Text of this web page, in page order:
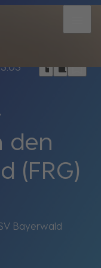
headphoneschrome_reader_modebookmark_border
den
(FRG)
Bayerwald